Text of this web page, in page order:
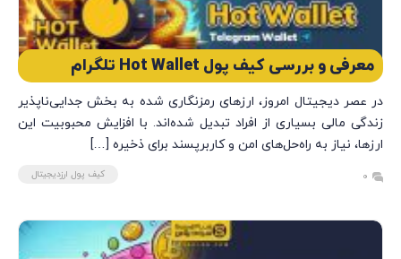
معرفی و بررسی کیف پول Hot Wallet تلگرام
در عصر دیجیتال امروز، ارزهای رمزنگاری شده به بخش جدایی‌ناپذیر
زندگی مالی بسیاری از افراد تبدیل شده‌اند. با افزایش محبوبیت این
ارزها، نیاز به راه‌حل‌های امن و کاربرپسند برای ذخیره […]
0 کیف پول ارزدیجیتال